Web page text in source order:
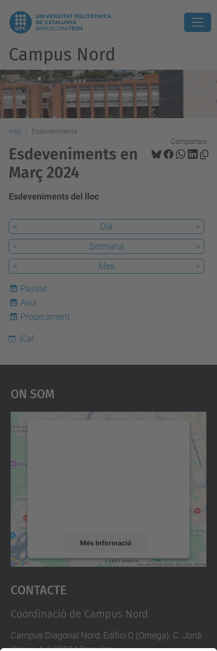
Campus Nord
Inici Esdeveniments
Comparteix:
Esdeveniments en
Març 2024
Esdeveniments del lloc
< Dia
>
<
Setmana
>
<
Mes >
Passat
10
Avui
Properament
iCal
On Som
Més Informació
Accepta
powered by
Contacte
Coordinació de Campus Nord
Campus Diagonal Nord, Edifici Ω (Omega). C. Jordi